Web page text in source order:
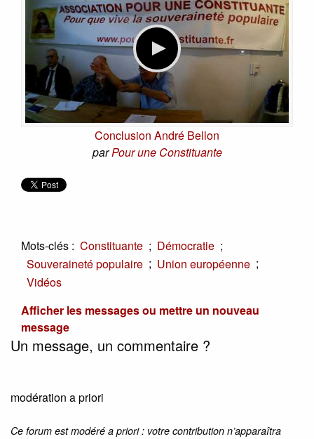
Conclusion André Bellon
parPour une Constituante
Mots-clés : Constituante ; Démocratie ;
Souveraineté populaire ; Union européenne ;
Vidéos
Afficher les messages ou mettre un nouveau
message
Un message, un commentaire ?
modération a priori
Ce forum est modéré a priori : votre contribution n’apparaîtra